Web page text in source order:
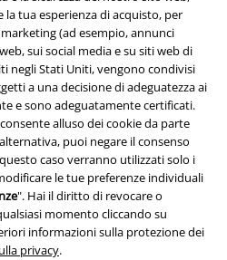
la tua esperienza di acquisto, per
(ad esempio, annunci
sui social media e su siti web di
negli Stati Uniti, vengono condivisi
a una decisione di adeguatezza ai
e sono adeguatamente certificati.
alluso dei cookie da parte
puoi negare il consenso
caso verranno utilizzati solo i
le tue preferenze individuali
". Hai il diritto di revocare o
momento cliccando su
informazioni sulla protezione dei
privacy.
online!